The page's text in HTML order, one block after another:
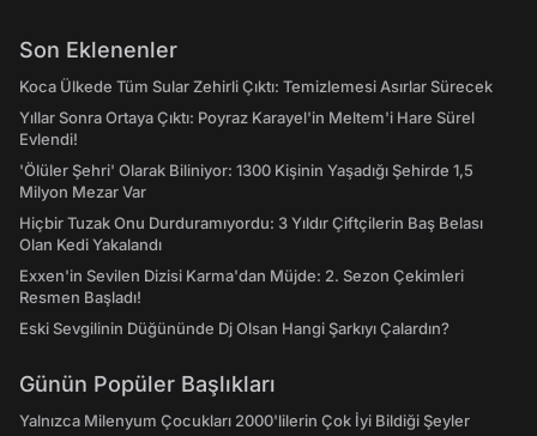
Son Eklenenler
Koca Ülkede Tüm Sular Zehirli Çıktı: Temizlemesi Asırlar Sürecek
Yıllar Sonra Ortaya Çıktı: Poyraz Karayel'in Meltem'i Hare Sürel
Evlendi!
'Ölüler Şehri' Olarak Biliniyor: 1300 Kişinin Yaşadığı Şehirde 1,5
Milyon Mezar Var
Hiçbir Tuzak Onu Durduramıyordu: 3 Yıldır Çiftçilerin Baş Belası
Olan Kedi Yakalandı
Exxen'in Sevilen Dizisi Karma'dan Müjde: 2. Sezon Çekimleri
Resmen Başladı!
Eski Sevgilinin Düğününde Dj Olsan Hangi Şarkıyı Çalardın?
Günün Popüler Başlıkları
Yalnızca Milenyum Çocukları 2000'lilerin Çok İyi Bildiği Şeyler